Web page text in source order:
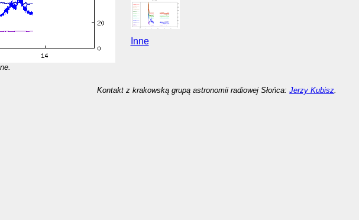
Inne
Kontakt z krakowską grupą astronomii radiowej Słońca:Jerzy Kubisz.